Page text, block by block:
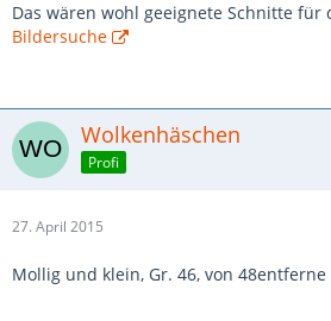
Das wären wohl geeignete Schnitte für
Bildersuche
Wolkenhäschen
Profi
27. April 2015
Mollig und klein, Gr. 46, von